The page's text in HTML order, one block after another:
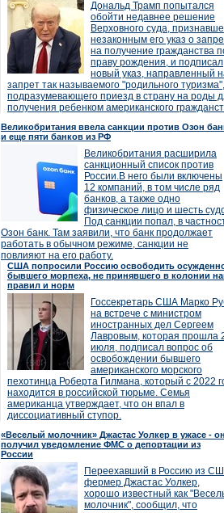
Дональд Трамп попытался
обойти недавнее решение
Верховного суда,
незаконным его указ о
на получение гражданства
праву рождения, и подписал
новый указ, направленный
запрет так называемого "родильного туризма",
подразумевающего приезд в страну на роды
получения ребенком американского
Великобритания ввела санкции против Озон
и еще пяти банков из РФ
Великобритания расширила
санкционный список против
России.В него были включены
12 компаний, в том числе ряд
банков, а также одно
физическое лицо и шесть
Под санкции попал, в
Озон банк. Там заявили, что банк продолжает
работать в обычном режиме, санкции не
повлияют на его работу.
США попросили Россию освободить
бывшего морпеха, не принявшего в колонии
правил и норм
Госсекретарь США Марко
на встрече с министром
иностранных дел Сергеем
Лавровым, которая прошла
июля, подписал вопрос об
освобождении бывшего
американского морского
пехотинца Роберта Гилмана, который с 2022
находится в российской тюрьме. Семья
американца утверждает, что он впал в
диссоциативный ступор.
«Веселый молочник» Джастас Уолкер в ужасе - он
получил уведомление ФМС о депортации из
России
Переехавший в Россию из
фермер Джастас Уолкер,
хорошо известный как
молочник", сообщил, что